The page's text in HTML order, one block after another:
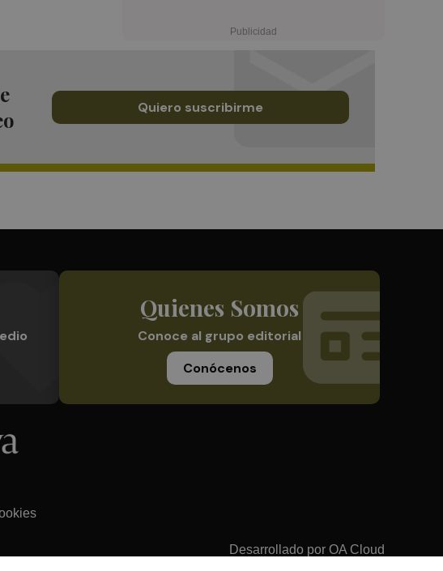
Quiero suscribirme
Quienes Somos
Conoce al grupo editorial
Conócenos
Desarrollado por OA Cloud